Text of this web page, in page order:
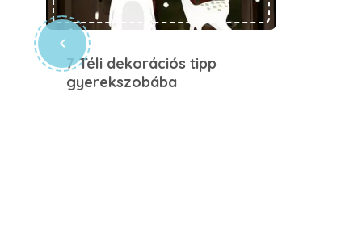
7 Téli dekorációs tipp
gyerekszobába